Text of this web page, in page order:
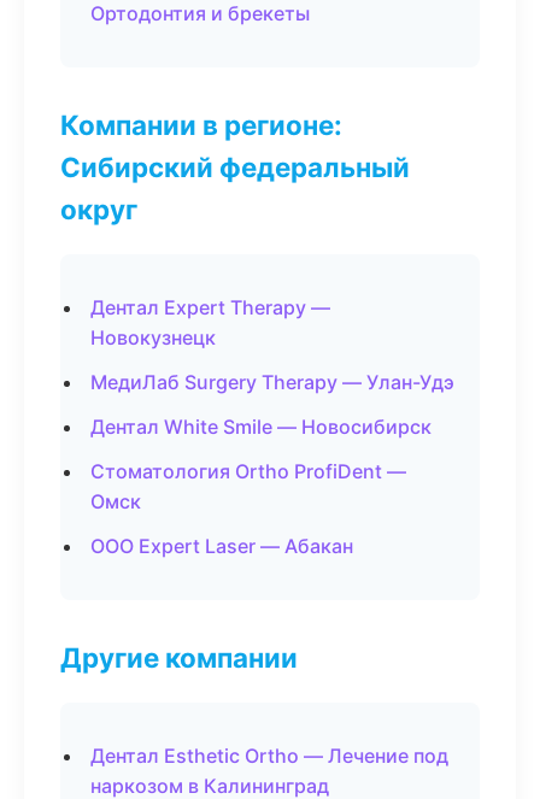
Ортодонтия и брекеты
Компании в регионе:
Сибирский федеральный
округ
Дентал Expert Therapy —
Новокузнецк
МедиЛаб Surgery Therapy — Улан-Удэ
Дентал White Smile — Новосибирск
Стоматология Ortho ProfiDent —
Омск
ООО Expert Laser — Абакан
Другие компании
Дентал Esthetic Ortho — Лечение под
наркозом в Калининград